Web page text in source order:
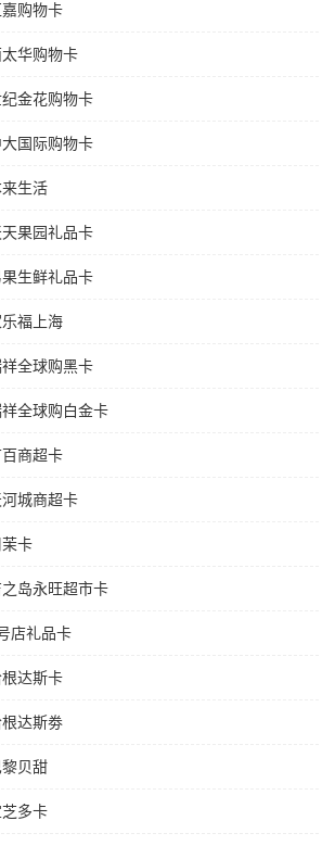
购物卡
华购物卡
金花购物卡
国际购物卡
生活
果园礼品卡
生鲜礼品卡
福上海
全球购黑卡
全球购白金卡
商超卡
城商超卡
卡
岛永旺超市卡
店礼品卡
达斯卡
达斯劵
贝甜
多卡